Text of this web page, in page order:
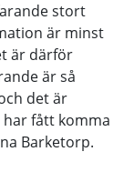
stort
är minst
är därför
är så
det är
fått komma
Barketorp.